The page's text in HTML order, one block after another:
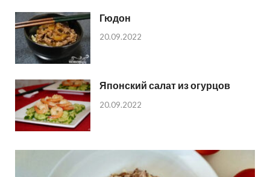
Гюдон
20.09.2022
Японский салат из огурцов
20.09.2022